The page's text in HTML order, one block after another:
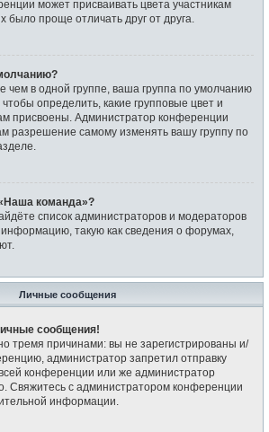
может присваивать цвета участникам
было проще отличать друг от друга.
чем в одной группе, ваша группа по умолчанию
определить, какие групповые цвет и
присвоены. Администратор конференции
разрешение самому изменять вашу группу по
команда»?
список администраторов и модераторов
такую как сведения о форумах,
Личные сообщения
сообщения!
тремя причинами: вы не зарегистрированы и/
администратор запретил отправку
конференции или же администратор
Свяжитесь с администратором конференции
информации.